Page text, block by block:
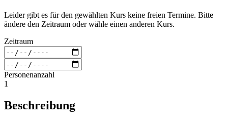
Leider gibt es für den gewählten Kurs keine freien Termine. Bitte
ändere den Zeitraum oder wähle einen anderen Kurs.
Zeitraum
Personenanzahl
1
Beschreibung